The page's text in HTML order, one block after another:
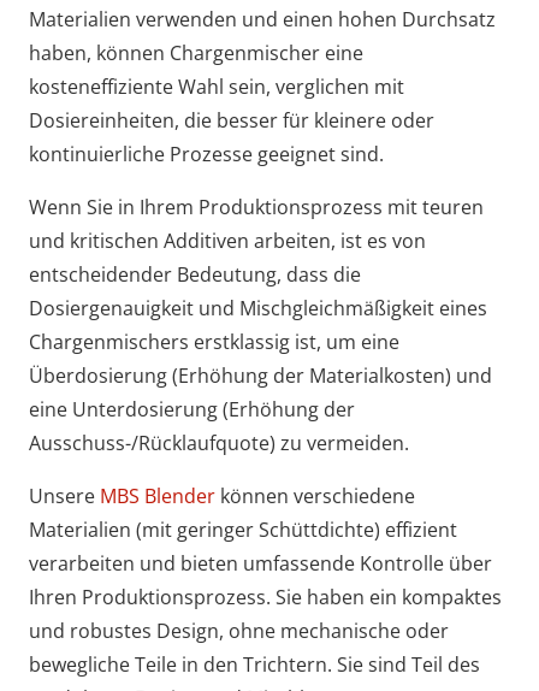
Materialien verwenden und einen hohen Durchsatz
haben, können Chargenmischer eine
kosteneffiziente Wahl sein, verglichen mit
Dosiereinheiten, die besser für kleinere oder
kontinuierliche Prozesse geeignet sind.
Wenn Sie in Ihrem Produktionsprozess mit teuren
und kritischen Additiven arbeiten, ist es von
entscheidender Bedeutung, dass die
Dosiergenauigkeit und Mischgleichmäßigkeit eines
Chargenmischers erstklassig ist, um eine
Überdosierung (Erhöhung der Materialkosten) und
eine Unterdosierung (Erhöhung der
Ausschuss-/Rücklaufquote) zu vermeiden.
Unsere MBS Blender können verschiedene
Materialien (mit geringer Schüttdichte) effizient
verarbeiten und bieten umfassende Kontrolle über
Ihren Produktionsprozess. Sie haben ein kompaktes
und robustes Design, ohne mechanische oder
bewegliche Teile in den Trichtern. Sie sind Teil des